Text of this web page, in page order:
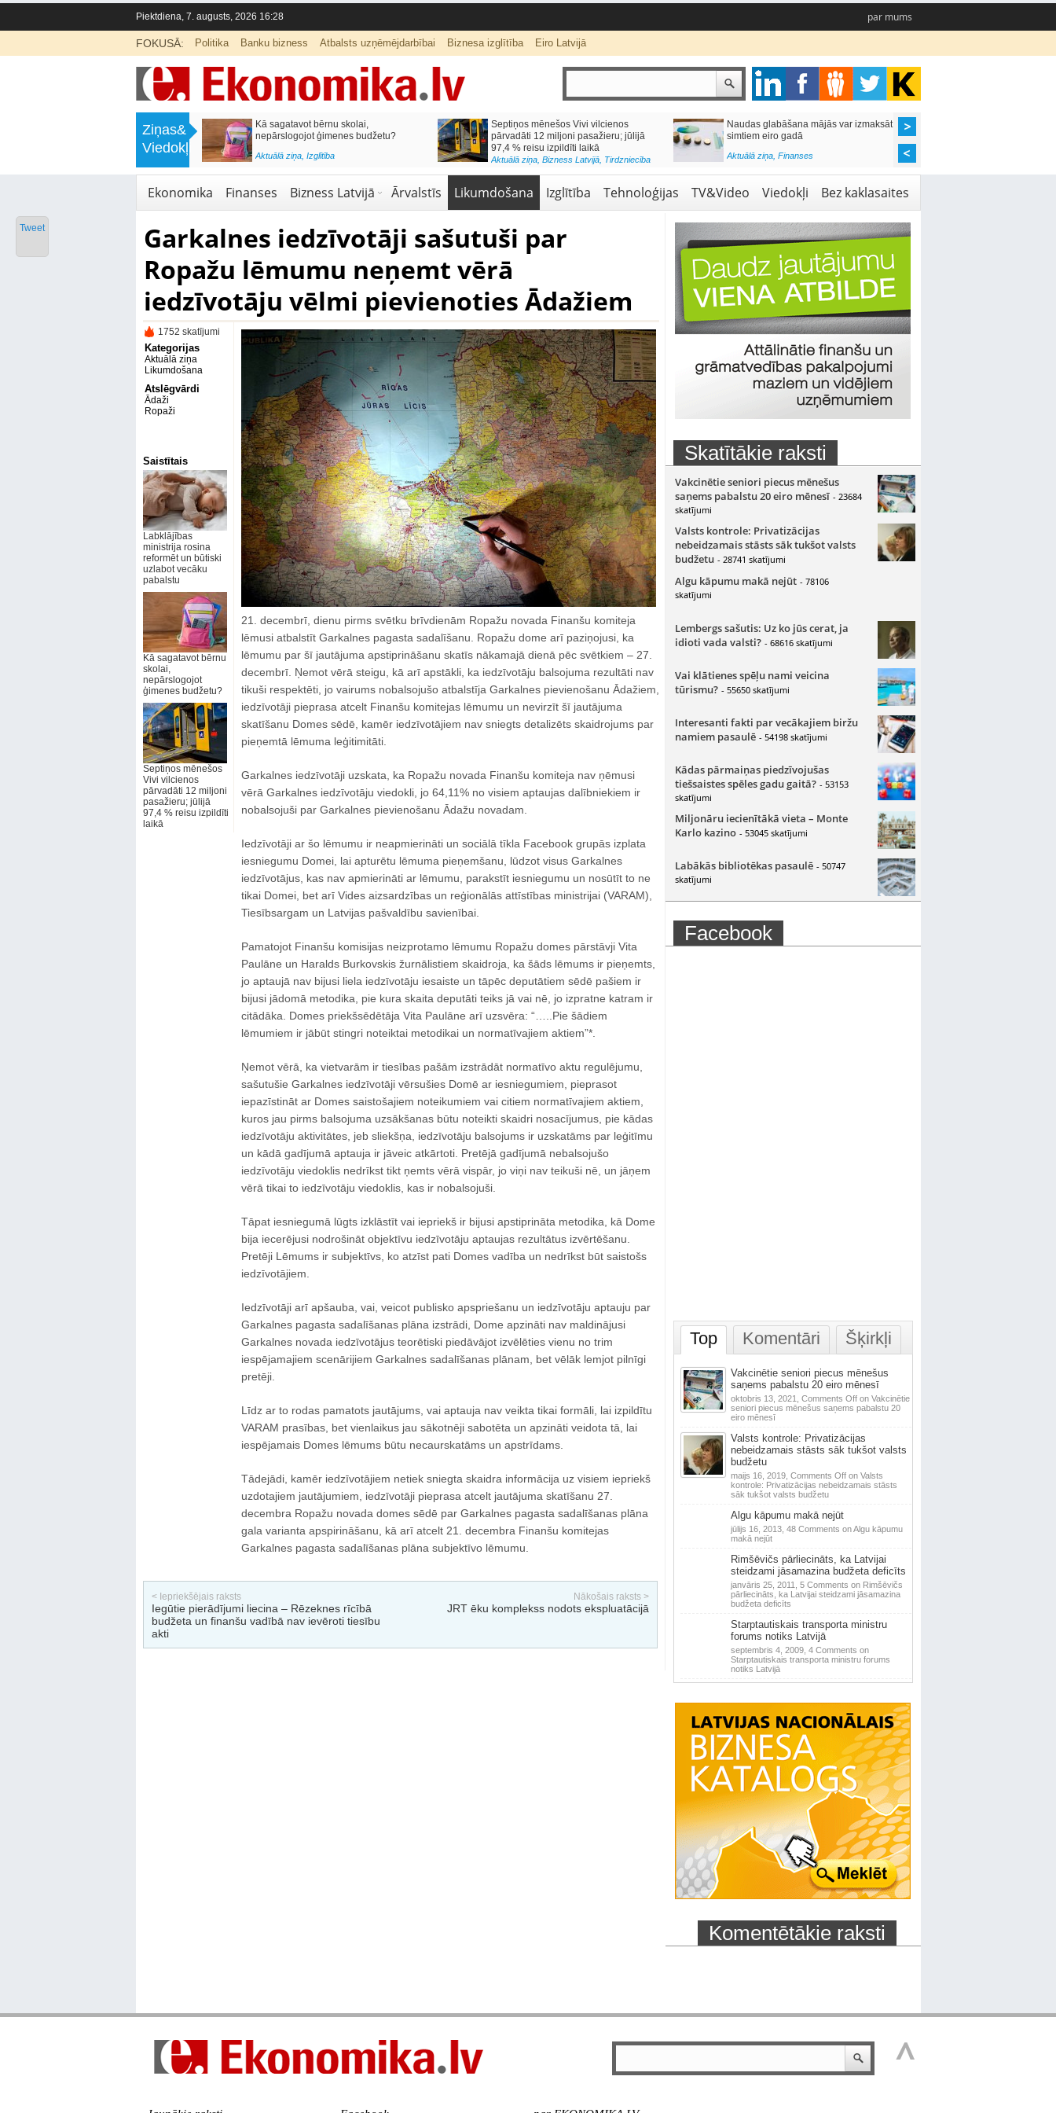
Piektdiena, 7. augusts, 2026 16:28 par mums
FOKUSĀ: Politika Banku bizness Atbalsts uzņēmējdarbībai Biznesa izglītība Eiro Latvijā
Ziņas&
Viedokļi
Labklājības ministrija rosina reformēt
un būtiski uzlabot vecāku pabalstu
Kā sagatavot bērnu skolai,
nepārslogojot ģimenes budžetu?
Aktuālā ziņa, Izglītība
Septiņos mēnešos Vivi vilcienos
pārvadāti 12 miljoni pasažieru; jūlijā
97,4 % reisu izpildīti laikā
Aktuālā ziņa, Bizness Latvijā, Tirdzniecība
Naudas glabāšana mājās var izmaksāt
simtiem eiro gadā
Aktuālā ziņa, Finanses
Ekonomika Finanses Bizness Latvijā Ārvalstīs Likumdošana Izglītība Tehnoloģijas TV&Video Viedokļi Bez kaklasaites
Garkalnes iedzīvotāji sašutuši par
Ropažu lēmumu neņemt vērā
iedzīvotāju vēlmi pievienoties Ādažiem
1752 skatījumi
Kategorijas
Aktuālā ziņa
Likumdošana
Atslēgvārdi
Ādaži
Ropaži
Saistītais
Labklājības
ministrija rosina
reformēt un būtiski
uzlabot vecāku
pabalstu
Kā sagatavot bērnu
skolai,
nepārslogojot
ģimenes budžetu?
Septiņos mēnešos
Vivi vilcienos
pārvadāti 12 miljoni
pasažieru; jūlijā
97,4 % reisu izpildīti
laikā
21. decembrī, dienu pirms svētku brīvdienām Ropažu novada Finanšu komiteja
lēmusi atbalstīt Garkalnes pagasta sadalīšanu. Ropažu dome arī paziņojusi, ka
lēmumu par šī jautājuma apstiprināšanu skatīs nākamajā dienā pēc svētkiem – 27.
decembrī. Ņemot vērā steigu, kā arī apstākli, ka iedzīvotāju balsojuma rezultāti nav
tikuši respektēti, jo vairums nobalsojušo atbalstīja Garkalnes pievienošanu Ādažiem,
iedzīvotāji pieprasa atcelt Finanšu komitejas lēmumu un nevirzīt šī jautājuma
skatīšanu Domes sēdē, kamēr iedzīvotājiem nav sniegts detalizēts skaidrojums par
pieņemtā lēmuma leģitimitāti.
Garkalnes iedzīvotāji uzskata, ka Ropažu novada Finanšu komiteja nav ņēmusi
vērā Garkalnes iedzīvotāju viedokli, jo 64,11% no visiem aptaujas dalībniekiem ir
nobalsojuši par Garkalnes pievienošanu Ādažu novadam.
Iedzīvotāji ar šo lēmumu ir neapmierināti un sociālā tīkla Facebook grupās izplata
iesniegumu Domei, lai apturētu lēmuma pieņemšanu, lūdzot visus Garkalnes
iedzīvotājus, kas nav apmierināti ar lēmumu, parakstīt iesniegumu un nosūtīt to ne
tikai Domei, bet arī Vides aizsardzības un reģionālās attīstības ministrijai (VARAM),
Tiesībsargam un Latvijas pašvaldību savienībai.
Pamatojot Finanšu komisijas neizprotamo lēmumu Ropažu domes pārstāvji Vita
Paulāne un Haralds Burkovskis žurnālistiem skaidroja, ka šāds lēmums ir pieņemts,
jo aptaujā nav bijusi liela iedzīvotāju iesaiste un tāpēc deputātiem sēdē pašiem ir
bijusi jādomā metodika, pie kura skaita deputāti teiks jā vai nē, jo izpratne katram ir
citādāka. Domes priekšsēdētāja Vita Paulāne arī uzsvēra: “…..Pie šādiem
lēmumiem ir jābūt stingri noteiktai metodikai un normatīvajiem aktiem”*.
Ņemot vērā, ka vietvarām ir tiesības pašām izstrādāt normatīvo aktu regulējumu,
sašutušie Garkalnes iedzīvotāji vērsušies Domē ar iesniegumiem, pieprasot
iepazīstināt ar Domes saistošajiem noteikumiem vai citiem normatīvajiem aktiem,
kuros jau pirms balsojuma uzsākšanas būtu noteikti skaidri nosacījumus, pie kādas
iedzīvotāju aktivitātes, jeb sliekšņa, iedzīvotāju balsojums ir uzskatāms par leģitīmu
un kādā gadījumā aptauja ir jāveic atkārtoti. Pretējā gadījumā nebalsojušo
iedzīvotāju viedoklis nedrīkst tikt ņemts vērā vispār, jo viņi nav teikuši nē, un jāņem
vērā tikai to iedzīvotāju viedoklis, kas ir nobalsojuši.
Tāpat iesniegumā lūgts izklāstīt vai iepriekš ir bijusi apstiprināta metodika, kā Dome
bija iecerējusi nodrošināt objektīvu iedzīvotāju aptaujas rezultātus izvērtēšanu.
Pretēji Lēmums ir subjektīvs, ko atzīst pati Domes vadība un nedrīkst būt saistošs
iedzīvotājiem.
Iedzīvotāji arī apšauba, vai, veicot publisko apspriešanu un iedzīvotāju aptauju par
Garkalnes pagasta sadalīšanas plāna izstrādi, Dome apzināti nav maldinājusi
Garkalnes novada iedzīvotājus teorētiski piedāvājot izvēlēties vienu no trim
iespējamajiem scenārijiem Garkalnes sadalīšanas plānam, bet vēlāk lemjot pilnīgi
pretēji.
Līdz ar to rodas pamatots jautājums, vai aptauja nav veikta tikai formāli, lai izpildītu
VARAM prasības, bet vienlaikus jau sākotnēji sabotēta un apzināti veidota tā, lai
iespējamais Domes lēmums būtu necaurskatāms un apstrīdams.
Tādejādi, kamēr iedzīvotājiem netiek sniegta skaidra informācija uz visiem iepriekš
uzdotajiem jautājumiem, iedzīvotāji pieprasa atcelt jautājuma skatīšanu 27.
decembra Ropažu novada domes sēdē par Garkalnes pagasta sadalīšanas plāna
gala varianta apspirināšanu, kā arī atcelt 21. decembra Finanšu komitejas
Garkalnes pagasta sadalīšanas plāna subjektīvo lēmumu.
< Iepriekšējais raksts
Iegūtie pierādījumi liecina – Rēzeknes rīcībā
budžeta un finanšu vadībā nav ievēroti tiesību
akti
Nākošais raksts >
JRT ēku komplekss nodots ekspluatācijā
Skatītākie raksti
Vakcinētie seniori piecus mēnešus
saņems pabalstu 20 eiro mēnesī - 23684
skatījumi
Valsts kontrole: Privatizācijas
nebeidzamais stāsts sāk tukšot valsts
budžetu - 28741 skatījumi
Algu kāpumu makā nejūt - 78106
skatījumi
Lembergs sašutis: Uz ko jūs cerat, ja
idioti vada valsti? - 68616 skatījumi
Vai klātienes spēļu nami veicina
tūrismu? - 55650 skatījumi
Interesanti fakti par vecākajiem biržu
namiem pasaulē - 54198 skatījumi
Kādas pārmaiņas piedzīvojušas
tiešsaistes spēles gadu gaitā? - 53153
skatījumi
Miljonāru iecienītākā vieta – Monte
Karlo kazino - 53045 skatījumi
Labākās bibliotēkas pasaulē - 50747
skatījumi
Facebook
Top Komentāri Šķirkļi
Vakcinētie seniori piecus mēnešus
saņems pabalstu 20 eiro mēnesī
oktobris 13, 2021, Comments Offon Vakcinētie
seniori piecus mēnešus saņems pabalstu 20
eiro mēnesī
Valsts kontrole: Privatizācijas
nebeidzamais stāsts sāk tukšot valsts
budžetu
maijs 16, 2019, Comments Offon Valsts
kontrole: Privatizācijas nebeidzamais stāsts
sāk tukšot valsts budžetu
Algu kāpumu makā nejūt
jūlijs 16, 2013, 48 Comments on Algu kāpumu
makā nejūt
Rimšēvičs pārliecināts, ka Latvijai
steidzami jāsamazina budžeta deficīts
janvāris 25, 2011, 5 Comments on Rimšēvičs
pārliecināts, ka Latvijai steidzami jāsamazina
budžeta deficīts
Starptautiskais transporta ministru
forums notiks Latvijā
septembris 4, 2009, 4 Comments on
Starptautiskais transporta ministru forums
notiks Latvijā
Komentētākie raksti
Tweet